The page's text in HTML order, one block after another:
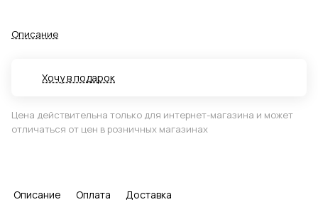
Описание
Хочу в подарок
Цена действительна только для интернет-магазина и может
отличаться от цен в розничных магазинах
Описание Оплата Доставка